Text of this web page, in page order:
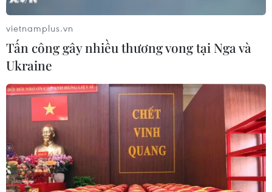
vietnamplus.vn
Tấn công gây nhiều thương vong tại Nga và
Ukraine